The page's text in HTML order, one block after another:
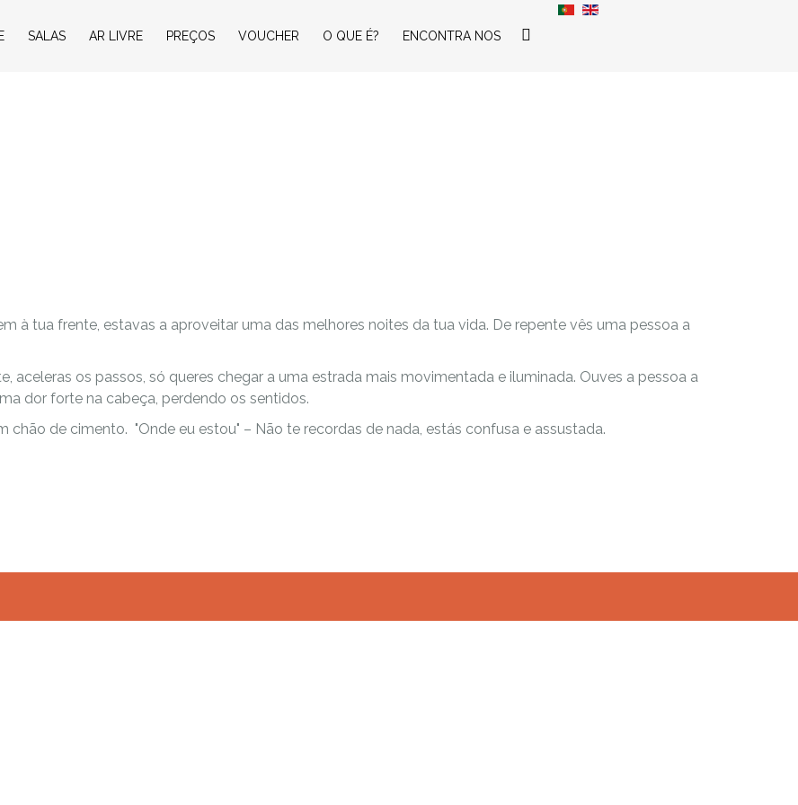
SALAS AR LIVRE PREÇOS VOUCHER O QUE É? ENCONTRA NOS
à tua frente, estavas a aproveitar uma das melhores noites da tua vida. De repente vês uma pessoa a
aceleras os passos, só queres chegar a uma estrada mais movimentada e iluminada. Ouves a pessoa a
dor forte na cabeça, perdendo os sentidos.
chão de cimento. "Onde eu estou" – Não te recordas de nada, estás confusa e assustada.